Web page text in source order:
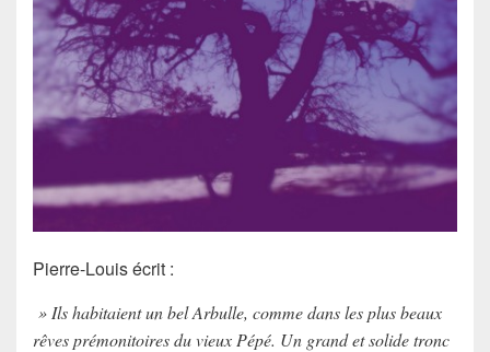
Pierre-Louis écrit :
» Ils habitaient un bel Arbulle, comme dans les plus beaux
rêves prémonitoires du vieux Pépé. Un grand et solide tronc